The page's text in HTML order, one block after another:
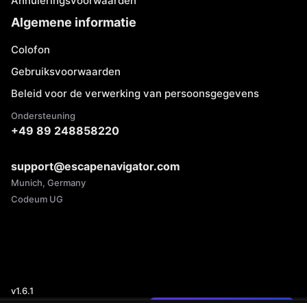
Algemene informatie
Colofon
Gebruiksvoorwaarden
Beleid voor de verwerking van persoonsgegevens
Ondersteuning
+49 89 248858220
support@escapenavigator.com
Munich, Germany
Codeum UG
v1.6.1